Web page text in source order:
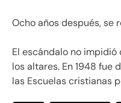
Ocho años después, se
El escándalo no impidió
los altares. En 1948 fue
las Escuelas cristianas